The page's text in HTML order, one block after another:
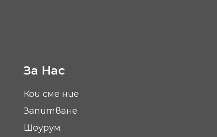
За Нас
Кои сме ние
Запитване
Шоурум